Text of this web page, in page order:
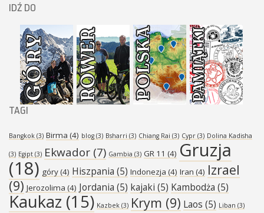
IDŹ DO
TAGI
Bangkok (3) Birma (4) blog (3) Bsharri (3) Chiang Rai (3) Cypr (3) Dolina Kadisha
(3) Egipt (3) Ekwador (7) Gambia (3) GR 11 (4) Gruzja
(18) góry(4) Hiszpania (5) Indonezja (4) Iran (4) Izrael
(9) Jerozolima (4) Jordania (5) kajaki (5) Kambodża (5)
Kaukaz (15) Kazbek (3) Krym (9) Laos (5) Liban (3)